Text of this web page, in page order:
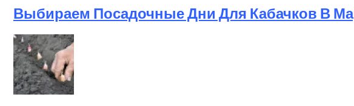
Выбираем Посадочные Дни Для Кабачков В